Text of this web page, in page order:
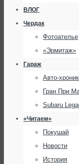
ВЛОГ
Чердак
Фотоателье
«Эрмитаж»
Гараж
Авто-
Гран При
Subaru
«Читаем»
Покушай
Новости
История